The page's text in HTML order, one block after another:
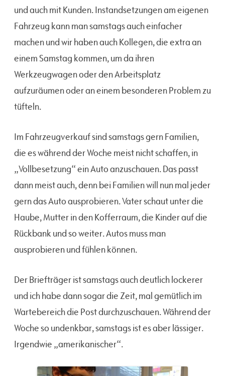
und auch mit Kunden. Instandsetzungen am eigenen
Fahrzeug kann man samstags auch einfacher
machen und wir haben auch Kollegen, die extra an
einem Samstag kommen, um da ihren
Werkzeugwagen oder den Arbeitsplatz
aufzuräumen oder an einem besonderen Problem zu
tüfteln.
Im Fahrzeugverkauf sind samstags gern Familien,
die es während der Woche meist nicht schaffen, in
„Vollbesetzung“ ein Auto anzuschauen. Das passt
dann meist auch, denn bei Familien will nun mal jeder
gern das Auto ausprobieren. Vater schaut unter die
Haube, Mutter in den Kofferraum, die Kinder auf die
Rückbank und so weiter. Autos muss man
ausprobieren und fühlen können.
Der Briefträger ist samstags auch deutlich lockerer
und ich habe dann sogar die Zeit, mal gemütlich im
Wartebereich die Post durchzuschauen. Während der
Woche so undenkbar, samstags ist es aber lässiger.
Irgendwie „amerikanischer“.